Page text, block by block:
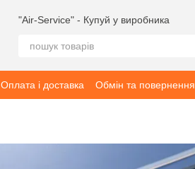
"Air-Service" - Купуй у виробника
Оплата і доставка Обмін та повернення